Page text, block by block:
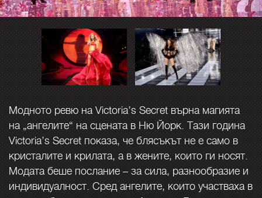
Модното ревю на Victoria’s Secret върна магията
на „ангелите“ на сцената в Ню Йорк. Тази година
Victoria’s Secret показа, че блясъкът не е само в
кристалите и крилата, а в жените, които ги носят.
Модата беше послание – за сила, разнообразие и
индивидуалност. Сред ангелите, които участваха в